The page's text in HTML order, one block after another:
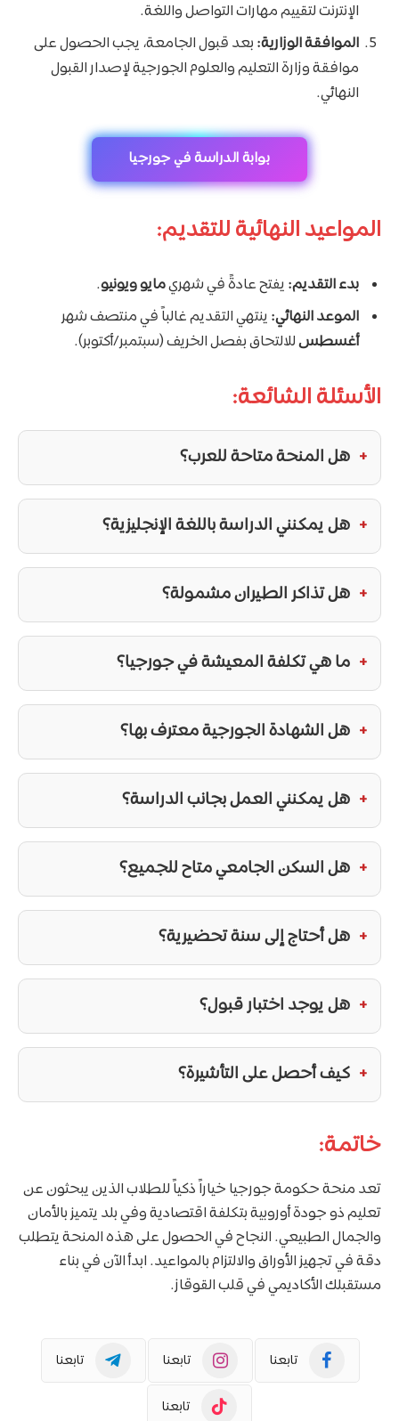
الإنترنت لتقييم مهارات التواصل واللغة.
الموافقة الوزارية: بعد قبول الجامعة، يجب الحصول على
موافقة وزارة التعليم والعلوم الجورجية لإصدار القبول
النهائي.
بوابة الدراسة في جورجيا
المواعيد النهائية للتقديم:
بدء التقديم: يفتح عادةً في شهريمايو ويونيو.
الموعد النهائي: ينتهي التقديم غالباً في منتصف شهر
أغسطسللالتحاق بفصل الخريف (سبتمبر/أكتوبر).
الأسئلة الشائعة:
هل المنحة متاحة للعرب؟
هل يمكنني الدراسة باللغة الإنجليزية؟
هل تذاكر الطيران مشمولة؟
ما هي تكلفة المعيشة في جورجيا؟
هل الشهادة الجورجية معترف بها؟
هل يمكنني العمل بجانب الدراسة؟
هل السكن الجامعي متاح للجميع؟
هل أحتاج إلى سنة تحضيرية؟
هل يوجد اختبار قبول؟
كيف أحصل على التأشيرة؟
خاتمة:
تعد منحة حكومة جورجيا خياراً ذكياً للطلاب الذين يبحثون عن
تعليم ذو جودة أوروبية بتكلفة اقتصادية وفي بلد يتميز بالأمان
والجمال الطبيعي. النجاح في الحصول على هذه المنحة يتطلب
دقة في تجهيز الأوراق والالتزام بالمواعيد. ابدأ الآن في بناء
مستقبلك الأكاديمي في قلب القوقاز.
تابعنا تابعنا تابعنا
تابعنا